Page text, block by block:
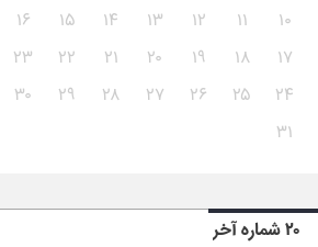
۱۰
۱۱ ۱۲ ۱۳ ۱۴ ۱۵
۱۶
۱۷
۱۸ ۱۹ ۲۰ ۲۱ ۲۲
۲۳
۲۴
۲۵ ۲۶ ۲۷ ۲۸ ۲۹
۳۰
۳۱
۲۰ شماره آخر